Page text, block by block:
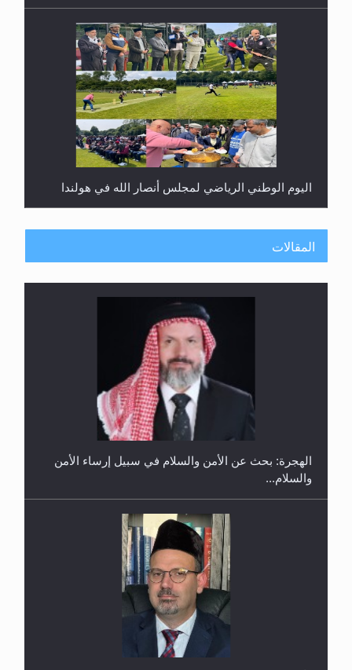
اليوم الوطني الرياضي لمجلس أنصار الله في هولندا
إتمام حفظ القرآن الكريم لثلاثة طلاب من مدرسة الحفظ
حفل توزيع الشهادات في الجامعة الأحمدية بنيجيريا لعام
المقالات
الهجرة: بحث عن الأمن والسلام في سبيل إرساء الأمن
والسلام...